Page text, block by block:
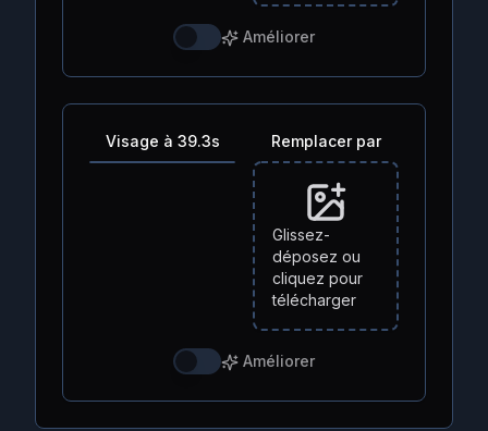
Améliorer
Visage à 39.3s Remplacer par
Glissez-
déposez ou
cliquez pour
télécharger
Améliorer